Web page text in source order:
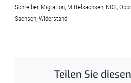
Schreiber, Migration, Mittelsachsen, NDS,
Sachsen, Widerstand
Teilen Sie